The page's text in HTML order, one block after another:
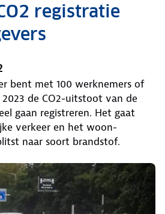
registratie
bent met 100 werknemers of
de CO2-uitstoot van de
gaan registreren. Het gaat
verkeer en het woon-
naar soort brandstof.